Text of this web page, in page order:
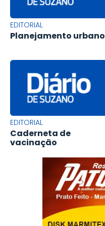
EDITORIAL
Planejamento urbano
EDITORIAL
Caderneta de
vacinação